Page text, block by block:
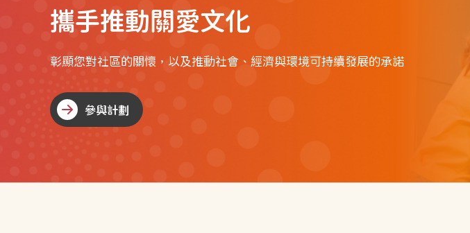
攜手推動關愛文化
彰顯您對社區的關懷，以及推動社會、經濟與環境可持續發展的承諾
參與計劃